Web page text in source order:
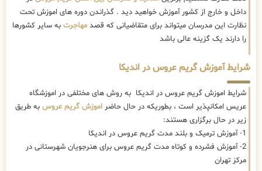
داخل و خارج از کشور آموزش خواهید دید . گذراندن دوره های اموزش تحت
نظارت این مدرسان میتواند برای متقاضیانی که قصد مهاجرت به سایر کشورها
را دارند یک گزینه عالی باشد
شرایط آموزش گریم عروس در اندیکا
شرایط اموزش گریم عروس در اندیکا به روش های مختلفی در اموزشگاه
عریس امکانپذیر است ، بطوریکه در حال حاضر اموزش گریم عروس به طریق
زیر در حال برگزاری هستند:
1- آموزش ترمیک و بلند مدت گریم عروس در اندیکا
2- آموزش فشرده و کوتاه مدت گریم عروس برای هنرجویان شهرستانی در
مرکز تهران